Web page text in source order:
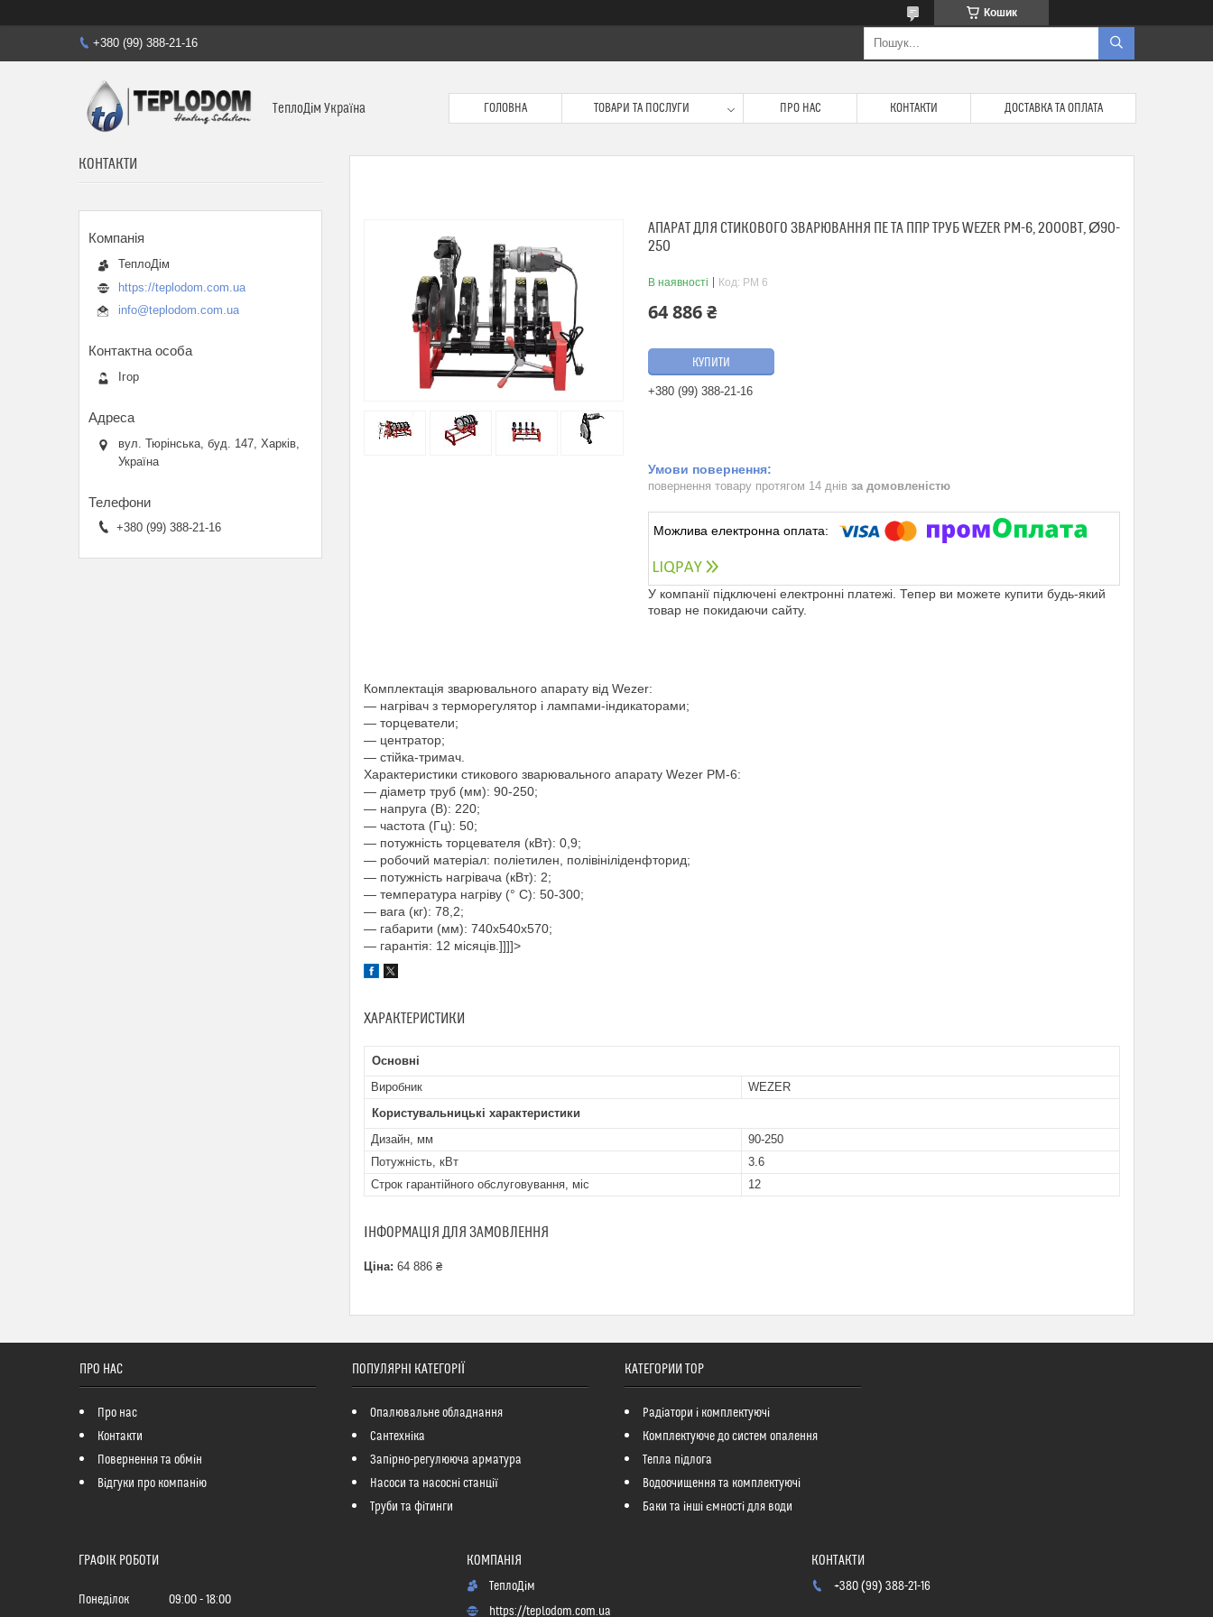
Кошик
+380 (99) 388-21-16
ТеплоДім Україна ГОЛОВНА ТОВАРИ ТА ПОСЛУГИ ПРО НАС КОНТАКТИ ДОСТАВКА ТА ОПЛАТА
АПАРАТ ДЛЯ СТИКОВОГО ЗВАРЮВАННЯ ПЕ ТА ППР ТРУБ WEZER РМ-6, 2000ВТ, Ø90-
250
В наявності Код: PM 6
64 886 ₴
КУПИТИ
+380 (99) 388-21-16
повернення товару протягом 14 днів за домовленістю
У компанії підключені електронні платежі. Тепер ви можете купити будь-який
товар не покидаючи сайту.
Комплектація зварювального апарату від Wezer:
— нагрівач з терморегулятор і лампами-індикаторами;
— торцеватели;
— центратор;
— стійка-тримач.
Характеристики стикового зварювального апарату Wezer PM-6:
— діаметр труб (мм): 90-250;
— напруга (В): 220;
— частота (Гц): 50;
— потужність торцевателя (кВт): 0,9;
— робочий матеріал: поліетилен, полівініліденфторид;
— потужність нагрівача (кВт): 2;
— температура нагріву (° С): 50-300;
— вага (кг): 78,2;
— габарити (мм): 740х540х570;
— гарантія: 12 місяців.]]]]>
ХАРАКТЕРИСТИКИ
Основні
Виробник
WEZER
Користувальницькі характеристики
Дизайн, мм
90-250
Потужність, кВт
3.6
Строк гарантійного обслуговування, міс
12
ІНФОРМАЦІЯ ДЛЯ ЗАМОВЛЕННЯ
Ціна: 64 886 ₴
КОНТАКТИ
ТеплоДім
https://teplodom.com.ua
info@teplodom.com.ua
Ігор
вул. Тюрінська, буд. 147, Харків,
Україна
+380 (99) 388-21-16
ПРО НАС
Про нас
Контакти
Повернення та обмін
Відгуки про компанію
ПОПУЛЯРНІ КАТЕГОРІЇ
Опалювальне обладнання
Сантехніка
Запірно-регулююча арматура
Насоси та насосні станції
Труби та фітинги
КАТЕГОРИИ ТОР
Радіатори і комплектуючі
Комплектуюче до систем опалення
Тепла підлога
Водоочищення та комплектуючі
Баки та інші ємності для води
ГРАФІК РОБОТИ
Понеділок 09:00 18:00
ТеплоДім
https://teplodom.com.ua
+380 (99) 388-21-16